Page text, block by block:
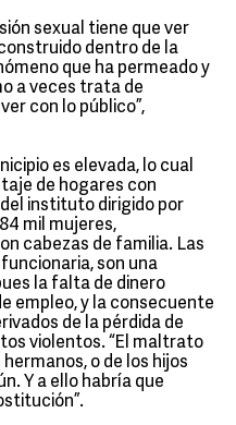
sexual tiene que ver
dentro de la
que ha permeado y
a veces trata de
con lo público”,
es elevada, lo cual
de hogares con
instituto dirigido por
mil mujeres,
cabezas de familia. Las
son una
la falta de dinero
empleo, y la consecuente
de la pérdida de
violentos. “El maltrato
o de los hijos
Y a ello habría que